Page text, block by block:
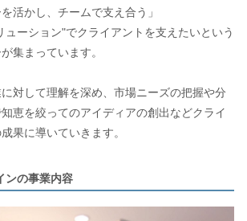
活かし、チームで支え合う」
ューション"でクライアントを支えたいという
集まっています。
対して理解を深め、市場ニーズの把握や分
恵を絞ってのアイディアの創出などクライ
果に導いていきます。
ンの事業内容